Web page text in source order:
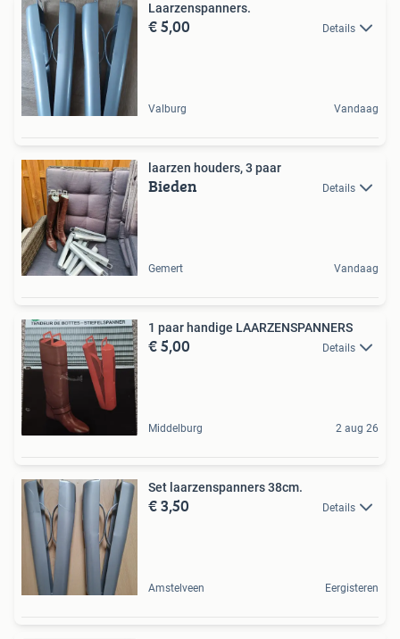
Laarzenspanners.
€ 5,00 Details
Valburg Vandaag
laarzen houders, 3 paar
Bieden Details
Gemert Vandaag
1 paar handige LAARZENSPANNERS
€ 5,00 Details
Middelburg 2 aug 26
Set laarzenspanners 38cm.
€ 3,50 Details
Amstelveen Eergisteren